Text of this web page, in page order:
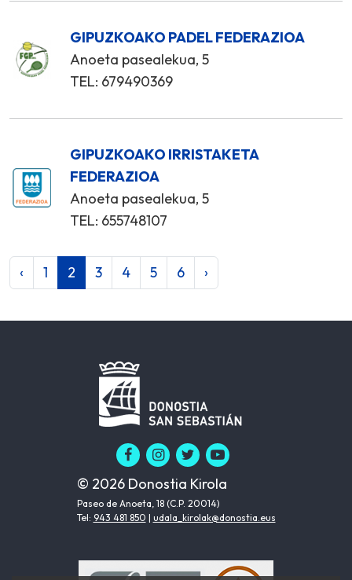
GIPUZKOAKO PADEL FEDERAZIOA
Anoeta pasealekua, 5
TEL: 679490369
GIPUZKOAKO IRRISTAKETA
FEDERAZIOA
Anoeta pasealekua, 5
TEL: 655748107
‹ 1 2 3 4 5 6 ›
© 2026 Donostia Kirola
Paseo de Anoeta, 18 (C.P. 20014)
Tel: 943 481 850 | udala_kirolak@donostia.eus